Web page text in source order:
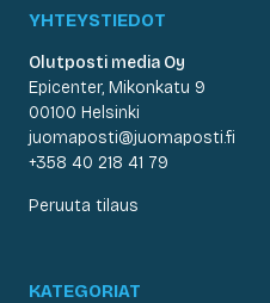
YHTEYSTIEDOT
Olutposti media Oy
Epicenter, Mikonkatu 9
00100 Helsinki
juomaposti@juomaposti.fi
+358 40 218 41 79
Peruuta tilaus
KATEGORIAT